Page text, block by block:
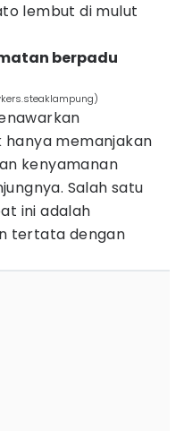
lembut di mulut
berpadu
memanjakan
kenyamanan
Salah satu
ini adalah
tertata dengan